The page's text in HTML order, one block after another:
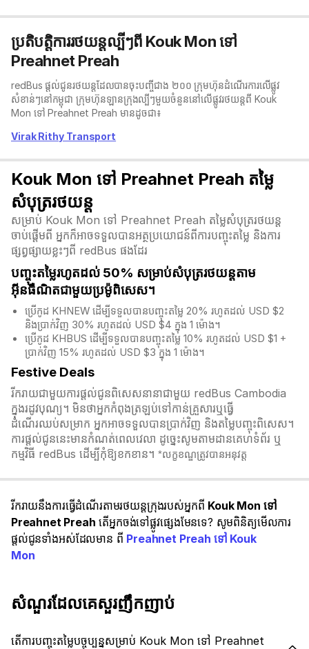
ប្រតិបត្តិការរថយន្តល្បីៗពី Kouk Mon ទៅ
Preahnet Preah
redBus ផ្តល់ជូនរថយន្តដែលបានចុះបញ្ចីជាង ២០០ ក្រុមហ៊ុនដំណើរការលើផ្លូវ
សំខាន់ៗនៅកម្ពុជា ក្រុមហ៊ុនឡានក្រុង​ល្បីៗមួយចំនួននៅលើផ្លូវរថយន្តពី Kouk
Mon ទៅ Preahnet Preah មានដូចជា៖
Virak Rithy Transport
Kouk Mon ទៅ Preahnet Preah តម្លៃ
សំបុត្ររថយន្ត
សម្រាប់ Kouk Mon ទៅ Preahnet Preah តម្លៃសំបុត្ររថយន្ត
ចាប់ផ្តើមពី អ្នកក៏អាចទទួលបានអត្ថប្រយោជន៍ពីការបញ្ចុះតម្លៃ និងការ
ផ្សព្វផ្សាយខ្លះៗពី redBus ផងដែរ
បញ្ចុះតម្លៃរហូតដល់ 50% សម្រាប់សំបុត្ររថយន្តតាម
អ៊ីនធឺណិតជាមួយប្រម៉ូពិសេស។
ប្រើកូដ KHNEW ដើម្បីទទួលបានបញ្ចុះតម្លៃ 20% រហូតដល់ USD $2
និងប្រាក់វិញ 30% រហូតដល់ USD $4 ក្នុង 1 ម៉ោង។
ប្រើកូដ KHBUS ដើម្បីទទួលបានបញ្ចុះតម្លៃ 10% រហូតដល់ USD $1 +
ប្រាក់វិញ 15% រហូតដល់ USD $3 ក្នុង 1 ម៉ោង។
Festive Deals
រីករាយជាមួយការផ្តល់ជូនពិសេសនានាជាមួយ redBus Cambodia
ក្នុងរដូវបុណ្យ។ មិនថាអ្នកកំពុងត្រឡប់ទៅកាន់គ្រួសារឬធ្វើ
ដំណើរឈប់សម្រាក អ្នកអាចទទួលបានប្រាក់វិញ និងតម្លៃបញ្ចុះពិសេស។
ការផ្តល់ជូននេះមានកំណត់ពេលវេលា ដូច្នេះសូមតាមដានគេហទំព័រ ឬ
កម្មវិធី redBus ដើម្បីកុំឱ្យខកខាន។ *លក្ខខណ្ឌត្រូវបានអនុវត្ត
រីករាយនឹងការធ្វើដំណើរតាមរថយន្តក្រុងរបស់អ្នកពី Kouk Mon ទៅ
Preahnet Preah តើអ្នកចង់ទៅផ្លូវផ្សេងមែនទេ? សូមពិនិត្យមើលការ
ផ្តល់ជូនទាំងអស់ដែលមាន ពី Preahnet Preah ទៅ Kouk
Mon
សំណួរដែលគេសួរញឹកញាប់
តើការបញ្ចុះតម្លៃបច្ចុប្បន្នសម្រាប់ Kouk Mon ទៅ Preahnet